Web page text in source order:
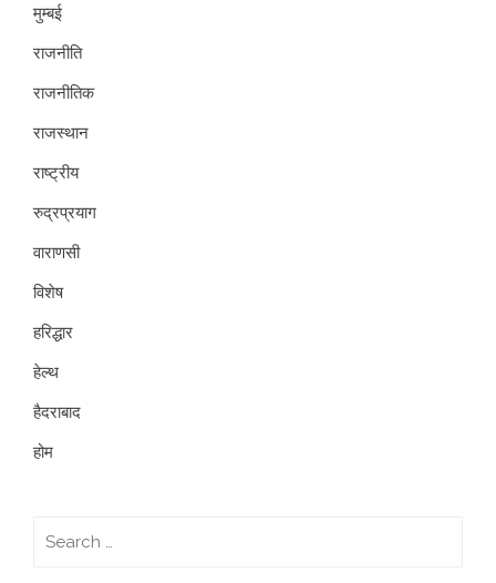
मुम्बई
राजनीति
राजनीतिक
राजस्थान
राष्ट्रीय
रुद्रप्रयाग
वाराणसी
विशेष
हरिद्धार
हेल्थ
हैदराबाद
होम